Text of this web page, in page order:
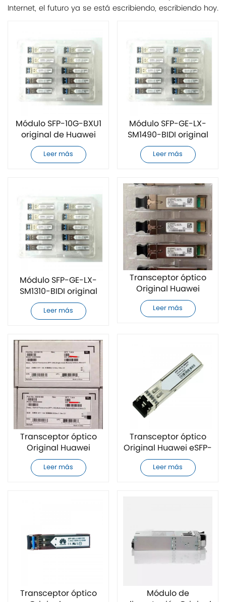
Internet, el futuro ya se está escribiendo, escribiendo hoy.
Módulo SFP-10G-BXU1
original de Huawei
Leer más
Módulo SFP-GE-LX-
SM1490-BIDI original
de Huawei
Leer más
Módulo SFP-GE-LX-
SM1310-BIDI original
de Huawei
Leer más
Transceptor óptico
Original Huawei
OMXD30000 nuevo
Leer más
Transceptor óptico
Original Huawei
OSXO10000 nuevo
Leer más
Transceptor óptico
Original Huawei eSFP-
GE-SX-MM850
Leer más
Transceptor óptico
Módulo de